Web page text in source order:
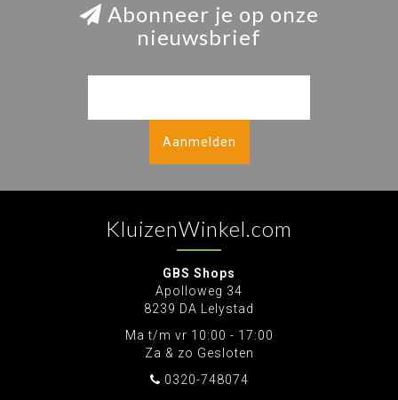
Abonneer je op onze
nieuwsbrief
Aanmelden
KluizenWinkel.com
GBS Shops
Apolloweg 34
8239 DA Lelystad
Ma t/m vr 10:00 - 17:00
Za & zo Gesloten
0320-748074